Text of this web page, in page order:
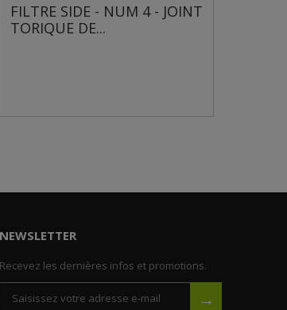
FILTRE SIDE - NUM 4 - JOINT
TORIQUE DE...
NEWSLETTER
Recevez les dernières infos et promotions.
→